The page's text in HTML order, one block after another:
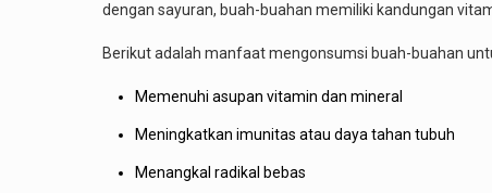
dengan sayuran, buah-buahan memiliki kandungan
Berikut adalah manfaat mengonsumsi buah-buahan
Memenuhi asupan vitamin dan mineral
Meningkatkan imunitas atau daya tahan tubuh
Menangkal radikal bebas